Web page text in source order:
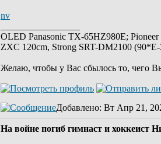
nv
OLED Panasonic TX-65HZ980E;
ZXC 120cm, Strong SRT-DM2100
Желаю, чтобы у Вас сбылось то, чего
Добавлено: Вт Апр 21,
На войне погиб гимнаст и хоккеист